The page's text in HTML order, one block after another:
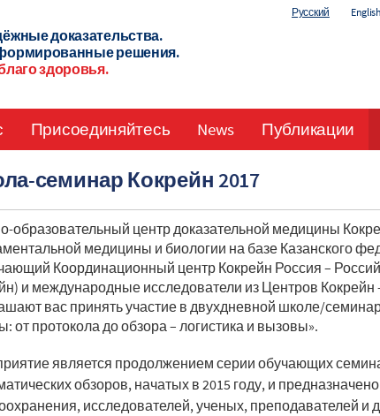
Русский English
доказательства.
решения.
здоровья.
семинар Кокрейн 2017
образовательный центр доказательной медицины
медицины и биологии на базе Казанского
Координационный центр Кокрейн Россия –
и международные исследователи из Центров Кокрейн
вас принять участие в двухдневной школе/
от протокола до обзора – логистика и вызовы».
является продолжением серии обучающих
обзоров, начатых в 2015 году, и
исследователей, ученых, преподавателей и
Присоединяйтесь News Публикации